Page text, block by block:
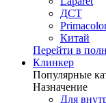
ДСТ
Китай
Перейти в
Клинкер
Популярные
Назначение
Для